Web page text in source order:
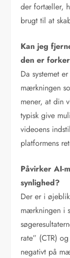
der fortæller,
brugt til at
Kan jeg
den er
Da systemet
mærkningen
mener, at din
typisk give
videoens
platformens
Påvirker AI-
synlighed?
Der er i
mærkningen i
rate” (CTR)
negativt på